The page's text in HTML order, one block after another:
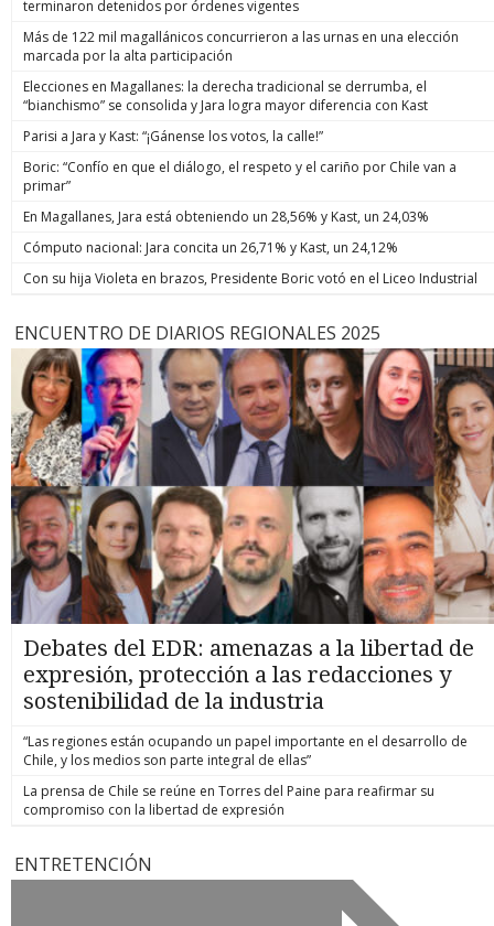
terminaron detenidos por órdenes vigentes
Más de 122 mil magallánicos concurrieron a las urnas en una elección
marcada por la alta participación
Elecciones en Magallanes: la derecha tradicional se derrumba, el
“bianchismo” se consolida y Jara logra mayor diferencia con Kast
Parisi a Jara y Kast: “¡Gánense los votos, la calle!”
Boric: “Confío en que el diálogo, el respeto y el cariño por Chile van a
primar”
En Magallanes, Jara está obteniendo un 28,56% y Kast, un 24,03%
Cómputo nacional: Jara concita un 26,71% y Kast, un 24,12%
Con su hija Violeta en brazos, Presidente Boric votó en el Liceo Industrial
ENCUENTRO DE DIARIOS REGIONALES 2025
Debates del EDR: amenazas a la libertad de
expresión, protección a las redacciones y
sostenibilidad de la industria
“Las regiones están ocupando un papel importante en el desarrollo de
Chile, y los medios son parte integral de ellas”
La prensa de Chile se reúne en Torres del Paine para reafirmar su
compromiso con la libertad de expresión
ENTRETENCIÓN